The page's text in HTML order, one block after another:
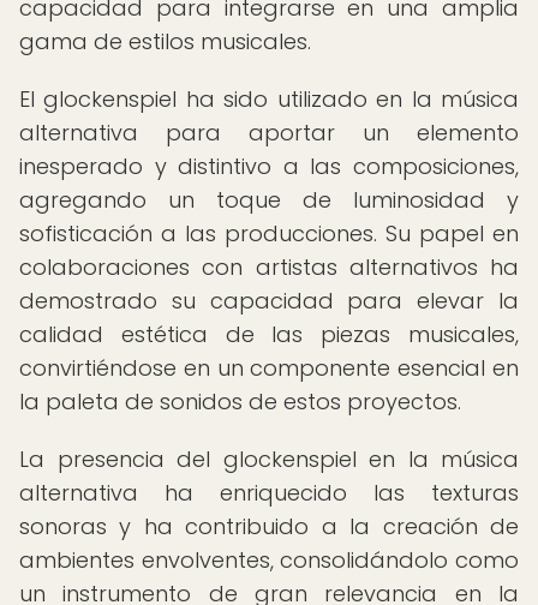
capacidad para integrarse en una amplia
gama de estilos musicales.
El glockenspiel ha sido utilizado en la música
alternativa para aportar un elemento
inesperado y distintivo a las composiciones,
agregando un toque de luminosidad y
sofisticación a las producciones. Su papel en
colaboraciones con artistas alternativos ha
demostrado su capacidad para elevar la
calidad estética de las piezas musicales,
convirtiéndose en un componente esencial en
la paleta de sonidos de estos proyectos.
La presencia del glockenspiel en la música
alternativa ha enriquecido las texturas
sonoras y ha contribuido a la creación de
ambientes envolventes, consolidándolo como
un instrumento de gran relevancia en la